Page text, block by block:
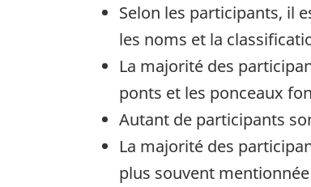
Selon les participants, il
les noms et la
La majorité des
ponts et les ponceaux
Autant de participants
La majorité des
plus souvent